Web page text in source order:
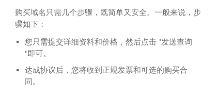
购买域名只需几个步骤，既简单又安全。一般来说，步
骤如下：
您只需提交详细资料和价格，然后点击 "发送查询
"即可。
达成协议后，您将收到正规发票和可选的购买合
同。